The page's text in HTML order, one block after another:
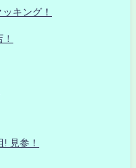
キング！
見参！